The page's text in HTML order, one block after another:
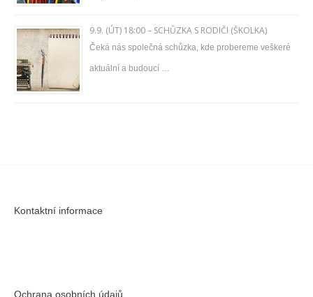
9.9. (ÚT) 18:00 – SCHŮZKA S RODIČI (ŠKOLKA)
Čeká nás společná schůzka, kde probereme veškeré
aktuální a budoucí …
Kontaktní informace
Ochrana osobních údajů